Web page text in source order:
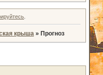
крыша » Прогноз